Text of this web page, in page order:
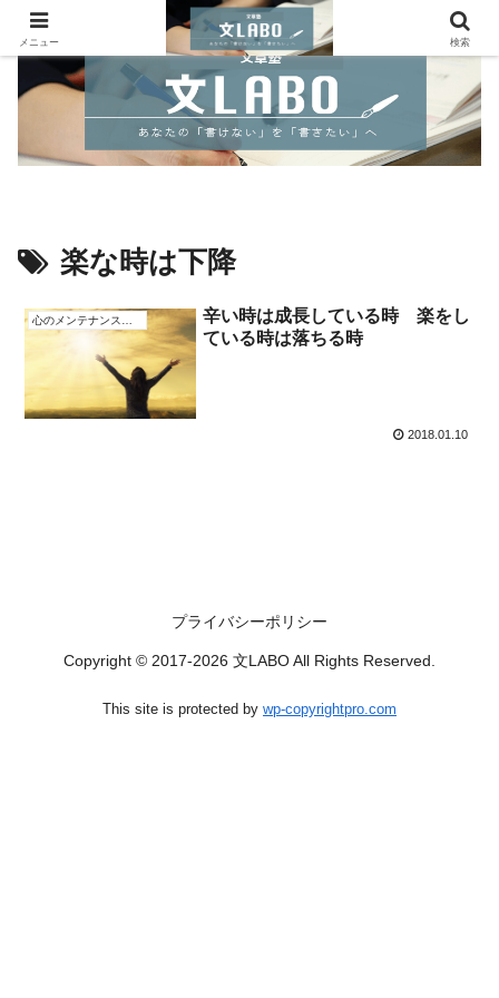
楽な時は下降
心のメンテナンス方法
辛い時は成長している時 楽をし
ている時は落ちる時
2018.01.10
プライバシーポリシー
Copyright © 2017-2026 文LABO All Rights Reserved.
メニュー 検索
This site is protected by wp-copyrightpro.com